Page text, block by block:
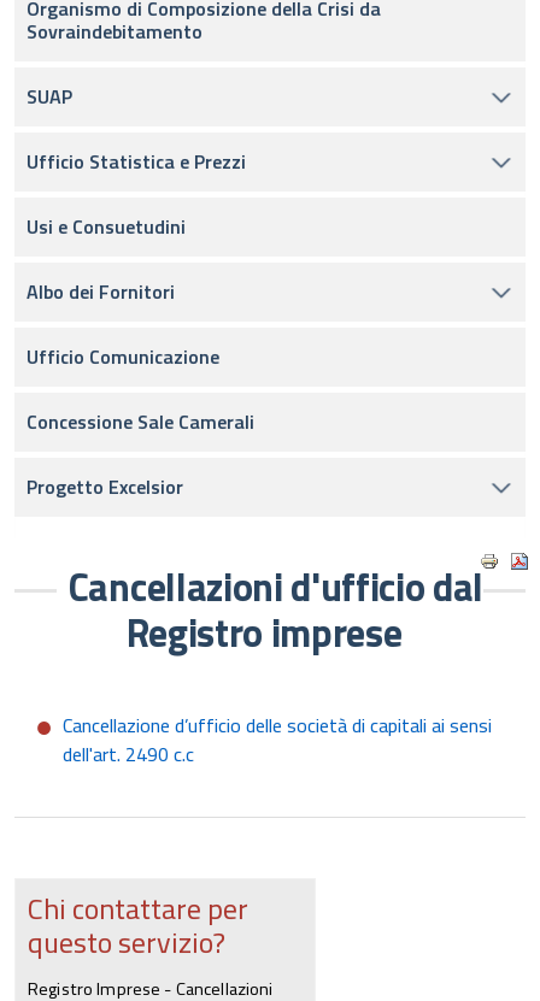
Organismo di Composizione della Crisi da
Sovraindebitamento
SUAP
Ufficio Statistica e Prezzi
Usi e Consuetudini
Albo dei Fornitori
Ufficio Comunicazione
Concessione Sale Camerali
Progetto Excelsior
Cancellazioni d'ufficio dal
Registro imprese
Cancellazione d’ufficio delle società di capitali ai sensi
dell'art. 2490 c.c
Chi contattare per
questo servizio?
Registro Imprese - Cancellazioni